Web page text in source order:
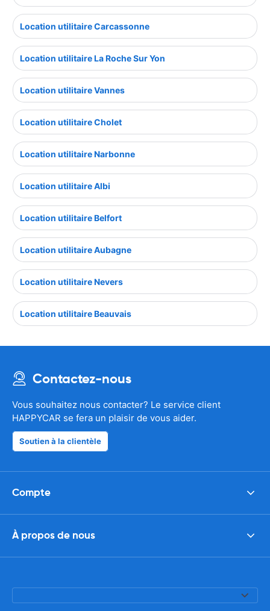
Location utilitaire Carcassonne
Location utilitaire La Roche Sur Yon
Location utilitaire Vannes
Location utilitaire Cholet
Location utilitaire Narbonne
Location utilitaire Albi
Location utilitaire Belfort
Location utilitaire Aubagne
Location utilitaire Nevers
Location utilitaire Beauvais
Contactez-nous
Vous souhaitez nous contacter? Le service client
HAPPYCAR se fera un plaisir de vous aider.
Soutien à la clientèle
Compte
À propos de nous